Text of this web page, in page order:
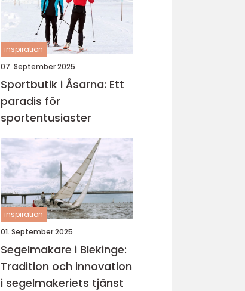
inspiration
07. September 2025
Sportbutik i Åsarna: Ett
paradis för
sportentusiaster
inspiration
01. September 2025
Segelmakare i Blekinge:
Tradition och innovation
i segelmakeriets tjänst